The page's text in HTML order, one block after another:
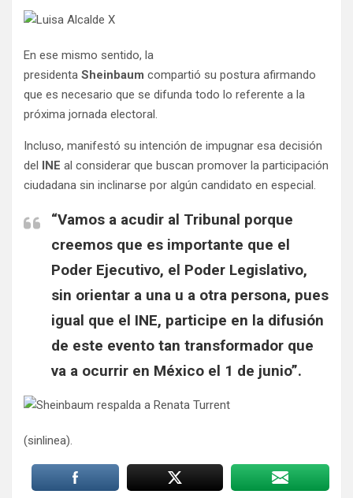
En ese mismo sentido, la
presidenta Sheinbaum compartió su postura afirmando
que es necesario que se difunda todo lo referente a la
próxima jornada electoral.
Incluso, manifestó su intención de impugnar esa decisión
del INE al considerar que buscan promover la participación
ciudadana sin inclinarse por algún candidato en especial.
“Vamos a acudir al Tribunal porque
creemos que es importante que el
Poder Ejecutivo, el Poder Legislativo,
sin orientar a una u a otra persona, pues
igual que el INE, participe en la difusión
de este evento tan transformador que
va a ocurrir en México el 1 de junio”.
(sinlinea).